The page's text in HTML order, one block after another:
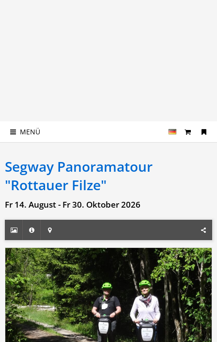
MENÜ
Segway Panoramatour
"Rottauer Filze"
Fr 14. August - Fr 30. Oktober 2026